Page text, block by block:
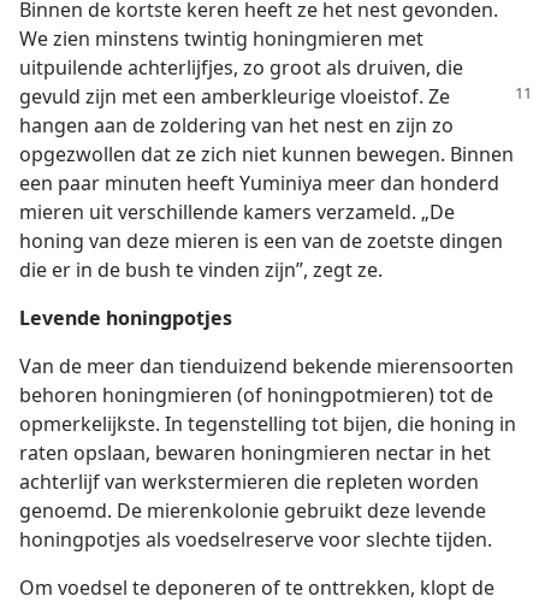
Binnen de kortste keren heeft ze het nest gevonden.
We zien minstens twintig honingmieren met
uitpuilende achterlijfjes, zo groot als druiven, die
gevuld zijn met een amberkleurige vloeistof. Ze
hangen aan de zoldering van het nest en zijn zo
opgezwollen dat ze zich niet kunnen bewegen. Binnen
een paar minuten heeft Yuminiya meer dan honderd
mieren uit verschillende kamers verzameld. „De
honing van deze mieren is een van de zoetste dingen
die er in de bush te vinden zijn”, zegt ze.
Levende honingpotjes
Van de meer dan tienduizend bekende mierensoorten
behoren honingmieren (of honingpotmieren) tot de
opmerkelijkste. In tegenstelling tot bijen, die honing in
raten opslaan, bewaren honingmieren nectar in het
achterlijf van werkstermieren die repleten worden
genoemd. De mierenkolonie gebruikt deze levende
honingpotjes als voedselreserve voor slechte tijden.
Om voedsel te deponeren of te onttrekken, klopt de